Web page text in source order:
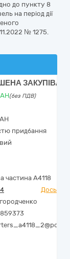
до пункту 8
на період дії
№ 1275.
ЗАКУПІВЛЯ
(без ПДВ)
придбання
частина А4118
Досьє